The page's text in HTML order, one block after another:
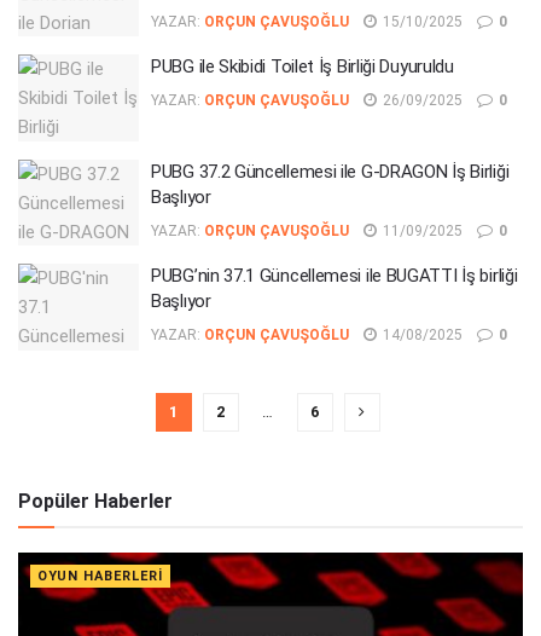
YAZAR: ORÇUN ÇAVUŞOĞLU 15/10/2025 0
PUBG ile Skibidi Toilet İş Birliği Duyuruldu
YAZAR: ORÇUN ÇAVUŞOĞLU 26/09/2025 0
PUBG 37.2 Güncellemesi ile G-DRAGON İş Birliği
Başlıyor
YAZAR: ORÇUN ÇAVUŞOĞLU 11/09/2025 0
PUBG’nin 37.1 Güncellemesi ile BUGATTI İş birliği
Başlıyor
YAZAR: ORÇUN ÇAVUŞOĞLU 14/08/2025 0
1 2 6
Popüler Haberler
OYUN HABERLERI